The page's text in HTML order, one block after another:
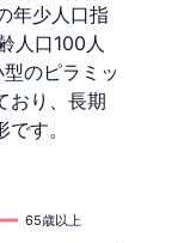
年少人口指
人口100人
のピラミッ
おり、長期
す。
65歳以上